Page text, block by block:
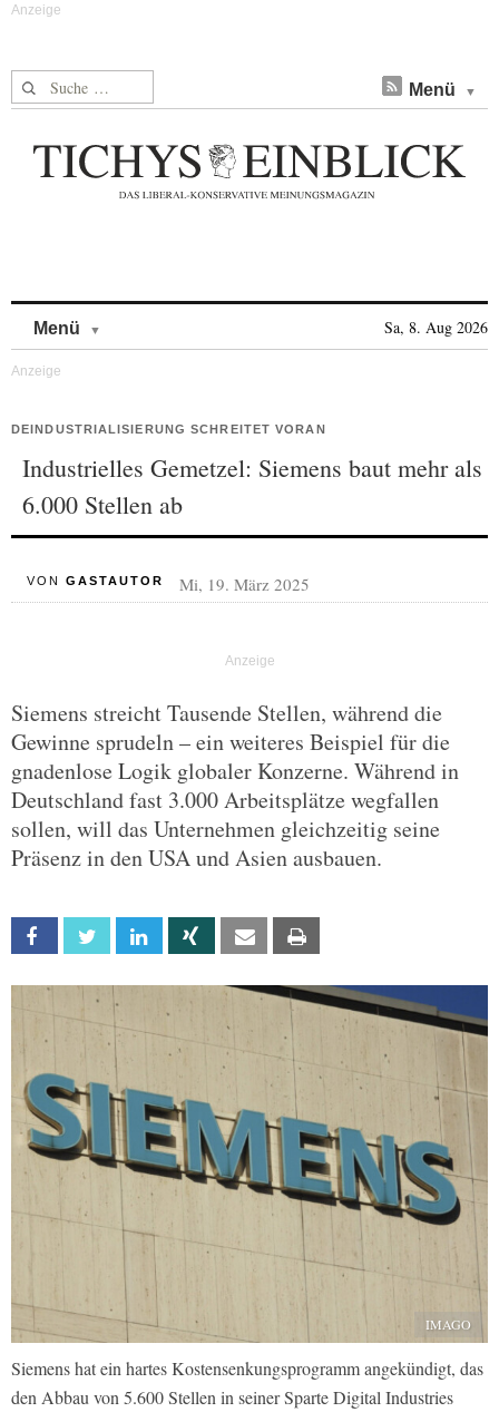
Suche nach: Menü
Menü Sa, 8. Aug 2026
DEINDUSTRIALISIERUNG SCHREITET VORAN
Industrielles Gemetzel: Siemens baut mehr als
6.000 Stellen ab
VON GASTAUTOR Mi, 19. März 2025
Siemens streicht Tausende Stellen, während die
Gewinne sprudeln – ein weiteres Beispiel für die
gnadenlose Logik globaler Konzerne. Während in
Deutschland fast 3.000 Arbeitsplätze wegfallen
sollen, will das Unternehmen gleichzeitig seine
Präsenz in den USA und Asien ausbauen.
Facebook Twitter Linkedin Xing Email
IMAGO
Siemens hat ein hartes Kostensenkungsprogramm angekündigt, das
den Abbau von 5.600 Stellen in seiner Sparte Digital Industries